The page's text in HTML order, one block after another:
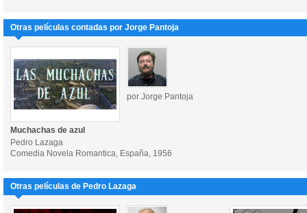
Otras películas contadas por Jorge Pantoja
por Jorge Pantoja
Muchachas de azul
Pedro Lazaga
Comedia Novela Romantica, España, 1956
Otras películas de Pedro Lazaga